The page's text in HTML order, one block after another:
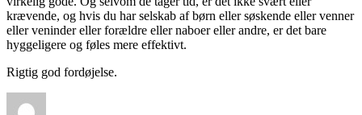
krævende, og hvis du har selskab af børn eller søskende eller venner
eller veninder eller forældre eller naboer eller andre, er det bare
hyggeligere og føles mere effektivt.
Rigtig god fordøjelse.